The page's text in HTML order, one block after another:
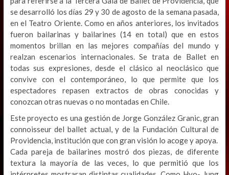
se desarrolló los días 29 y 30 de agosto de la semana pasada,
en el Teatro Oriente. Como en años anteriores, los invitados
fueron bailarinas y bailarines (14 en total) que en estos
momentos brillan en las mejores compañías del mundo y
realzan escenarios internacionales. Se trata de Ballet en
todas sus expresiones, desde el clásico al neoclásico que
convive con el contemporáneo, lo que permite que los
espectadores repasen extractos de obras conocidas y
conozcan otras nuevas o no montadas en Chile.
Este proyecto es una gestión de Jorge González Granic, gran
connoisseur del ballet actual, y de la Fundación Cultural de
Providencia, institución que con gran visión lo acoge y apoya.
Cada pareja de bailarines mostró dos piezas, de diferente
textura la mayoría de las veces, lo que permitió que los